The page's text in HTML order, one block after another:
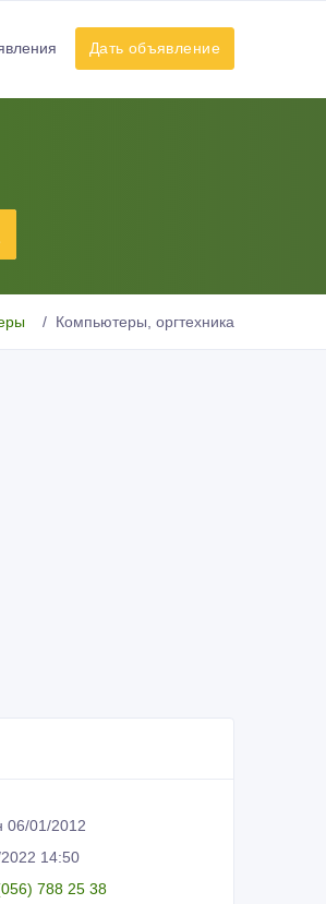
Дать объявление
Компьютеры, оргтехника
06/01/2012
2022 14:50
788 25 38